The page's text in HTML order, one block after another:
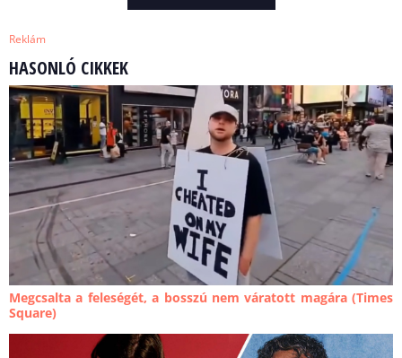
Reklám
HASONLÓ CIKKEK
Megcsalta a feleségét, a bosszú nem váratott magára (Times
Square)